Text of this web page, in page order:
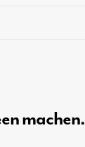
machen.